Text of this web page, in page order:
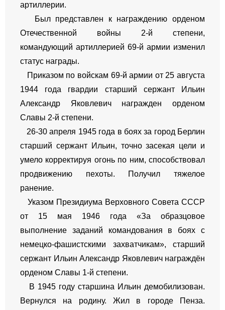
артиллерии.
Был представлен к награждению орденом
Отечественной войны 2-й степени,
командующий артиллерией 69-й армии изменил
статус награды.
Приказом по войскам 69-й армии от 25 августа
1944 года гвардии старший сержант Ильин
Александр Яковлевич награжден орденом
Славы 2-й степени.
26-30 апреля 1945 года в боях за город Берлин
старший сержант Ильин, точно засекая цели и
умело корректируя огонь по ним, способствовал
продвижению пехоты. Получил тяжелое
ранение.
Указом Президиума Верховного Совета СССР
от 15 мая 1946 года «За образцовое
выполнение заданий командования в боях с
немецко-фашистскими захватчикам», старший
сержант Ильин Александр Яковлевич награждён
орденом Славы 1-й степени.
В 1945 году старшина Ильин демобилизован.
Вернулся на родину. Жил в городе Пенза.